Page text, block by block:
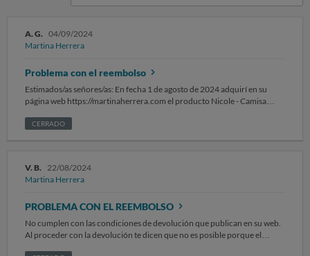
A. G. 04/09/2024
Martina Herrera
Problema con el reembolso
Estimados/as señores/as: En fecha 1 de agosto de 2024 adquirí en su
página web https://martinaherrera.com el producto Nicole - Camisa
recibido un producto distinto al que yo elegí. Concretamente he recibido
me haga entrega del producto correcto con recogida del equivocado o
CERRADO
V. B. 22/08/2024
Martina Herrera
PROBLEMA CON EL REEMBOLSO
No cumplen con las condiciones de devolución que publican en su web.
Al proceder con la devolución te dicen que no es posible porque el